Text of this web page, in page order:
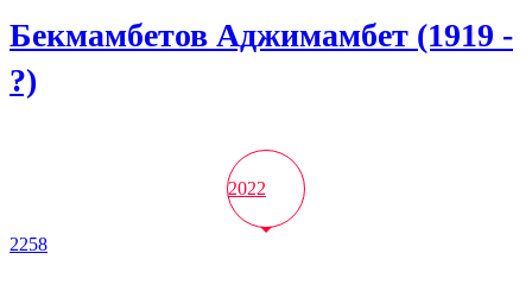
Бекмамбетов Аджимамбет (1919 -
?)
2022
2258